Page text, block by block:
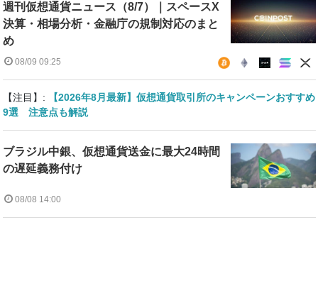
週刊仮想通貨ニュース（8/7）｜スペースX
決算・相場分析・金融庁の規制対応のまと
め
08/09 09:25
【注目】:
【2026年8月最新】仮想通貨取引所のキャンペーンおすすめ
9選 注意点も解説
ブラジル中銀、仮想通貨送金に最大24時間
の遅延義務付け
08/08 14:00